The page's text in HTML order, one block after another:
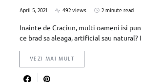
April 5, 2021 492 views
2 minute read
Inainte de Craciun, multi oameni isi
ce brad sa aleaga, artificial sau
VEZI MAI MULT